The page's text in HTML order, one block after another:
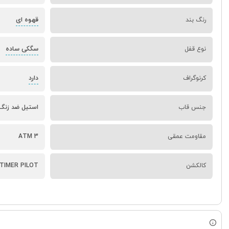
رنگ بند قهوه ای
نوع قفل سگکی ساده
کرنوگراف دارد
جنس قاب استیل ضد
مقاومت عمقی 3 ATM
کالکشن PILOT